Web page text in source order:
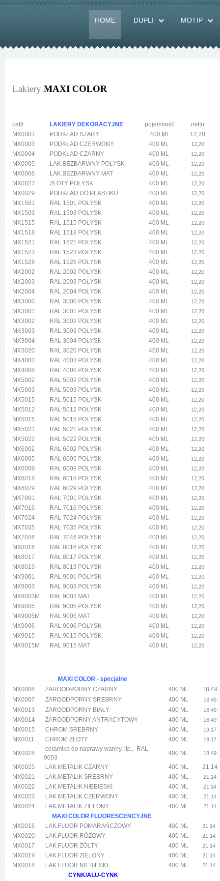
HOME DUPLI MOTIP
Lakiery MAXI COLOR
cat# LAKIERY DEKORACYJNE pojemność
netto
MX0001
PODKŁAD SZARY 400 ML
12,20
MX0003
PODKŁAD CZERWONY 400 ML 12,20
MX0004 PODKŁAD CZARNY 400 ML 12,20
MX0005 LAK.BEZBARWNY POŁYSK 400 ML 12,20
MX0006 LAK.BEZBARWNY MAT 400 ML 12,20
MX0027 ZŁOTY POŁYSK 400 ML 12,20
MX0029 PODKŁAD DO PLASTIKU 400 ML 12,20
MX1501 RAL 1501 POŁYSK 400 ML 12,20
MX1503 RAL 1503 POŁYSK 400 ML 12,20
MX1515 RAL 1515 POŁYSK 400 ML 12,20
MX1518 RAL 1518 POŁYSK 400 ML 12,20
MX1521 RAL 1521 POŁYSK 400 ML 12,20
MX1523 RAL 1523 POŁYSK 400 ML 12,20
MX1528 RAL 1528 POŁYSK 400 ML 12,20
MX2002 RAL 2002 POŁYSK 400 ML 12,20
MX2003 RAL 2003 POŁYSK 400 ML 12,20
MX2004 RAL 2004 POŁYSK 400 ML 12,20
MX3000 RAL 3000 POŁYSK 400 ML 12,20
MX3001 RAL 3001 POŁYSK 400 ML 12,20
MX3002 RAL 3002 POŁYSK 400 ML 12,20
MX3003 RAL 3003 POŁYSK 400 ML 12,20
MX3004 RAL 3004 POŁYSK 400 ML 12,20
MX3020 RAL 3020 POŁYSK 400 ML 12,20
MX4003 RAL 4003 POŁYSK 400 ML 12,20
MX4008 RAL 4008 POŁYSK 400 ML 12,20
MX5002 RAL 5002 POŁYSK 400 ML 12,20
MX5003 RAL 5003 POŁYSK 400 ML 12,20
MX5015 RAL 5015 POŁYSK 400 ML 12,20
MX5012 RAL 5012 POŁYSK 400 ML 12,20
MX5015 RAL 5015 POŁYSK 400 ML 12,20
MX5021 RAL 5021 POŁYSK 400 ML 12,20
MX5022 RAL 5022 POŁYSK 400 ML 12,20
MX6002 RAL 6002 POŁYSK 400 ML 12,20
MX6005 RAL 6005 POŁYSK 400 ML 12,20
MX6009 RAL 6009 POŁYSK 400 ML 12,20
MX6018 RAL 6018 POŁYSK 400 ML 12,20
MX6029 RAL 6029 POŁYSK 400 ML 12,20
MX7001 RAL 7001 POŁYSK 400 ML 12,20
MX7016 RAL 7016 POŁYSK 400 ML 12,20
MX7024 RAL 7024 POŁYSK 400 ML 12,20
MX7035 RAL 7035 POŁYSK 400 ML 12,20
MX7046 RAL 7046 POŁYSK 400 ML 12,20
MX8016 RAL 8016 POŁYSK 400 ML 12,20
MX8017 RAL 8017 POŁYSK 400 ML 12,20
MX8019 RAL 8019 POŁYSK 400 ML 12,20
MX9001 RAL 9001 POŁYSK 400 ML 12,20
MX9003 RAL 9003 POŁYSK 400 ML 12,20
MX9003M RAL 9003 MAT 400 ML 12,20
MX9005 RAL 9005 POŁYSK 400 ML 12,20
MX9005M RAL 9005 MAT 400 ML 12,20
MX9006 RAL 9006 POŁYSK 400 ML 12,20
MX9015 RAL 9015 POŁYSK 400 ML 12,20
MX9015M RAL 9015 MAT 400 ML 12,20
MAXI COLOR - specjalne
MX0008
ŻAROODPORNY CZARNY 400 ML
18,49
MX0007
ŻAROODPORNY SREBRNY 400 ML 18,49
MX0013 ŻAROODPORNY BIAŁY 400 ML 18,49
MX0014 ŻAROODPORNY ANTRACYTOWY 400 ML 18,49
MX0015 CHROM SREBRNY 400 ML 19,17
MX0011 CHROM ZŁOTY 400 ML 19,17
MX0028
ceramika do naprawy wanny, itp., RAL
9003
400 ML 18,49
MX0025 LAK.METALIK CZARNY 400 ML
21,14
MX0021
LAK.METALIK SREBRNY 400 ML 21,14
MX0022 LAK.METALIK NIEBIESKI 400 ML 21,14
MX0023 LAK.METALIK CZERWONY 400 ML 21,14
MX0024 LAK.METALIK ZIELONY 400 ML 21,14
MAXI COLOR FLUORESCENCYJNE
MX0016
LAK.FLUOR POMARAŃCZOWY 400 ML 21,14
MX0020 LAK.FLUOR RÓŻOWY 400 ML 21,14
MX0017 LAK.FLUOR ŻÓŁTY 400 ML 21,14
MX0019 LAK.FLUOR ZIELONY 400 ML 21,14
MX0018 LAK.FLUOR NIEBIESKI 400 ML 21,14
CYNK/ALU-CYNK